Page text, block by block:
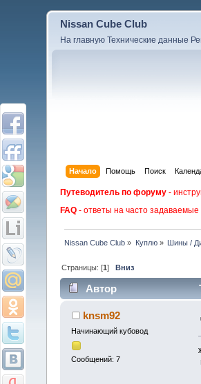
Nissan Cube Club
На главную Технические данные
Начало Помощь Поиск
Путеводитель по форуму -
FAQ - ответы на часто
Nissan Cube Club » Куплю» Шины /
Страницы: [1]Вниз
Автор
knsm92
Начинающий кубовод
Сообщений: 7